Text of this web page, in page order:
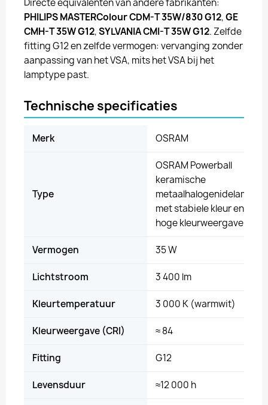
Directe equivalenten van andere fabrikanten:
PHILIPS MASTERColour CDM-T 35W/830 G12,GE
CMH-T 35W G12,SYLVANIA CMI-T 35W G12. Zelfde
fitting G12 en zelfde vermogen: vervanging zonder
aanpassing van het VSA, mits het VSA bij het
lamptype past.
Technische specificaties
Merk OSRAM
Type
OSRAM Powerball
keramische
metaalhalogenidelamp
met stabiele kleur en
hoge kleurweergave
Vermogen 35 W
Lichtstroom 3 400 lm
Kleurtemperatuur 3 000 K (warmwit)
Kleurweergave (CRI) ≈ 84
Fitting G12
Levensduur ≈12 000 h